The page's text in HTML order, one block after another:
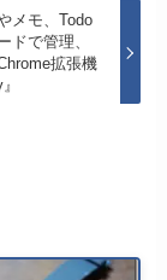
メモ、Todo
ドで管理、
拡張機